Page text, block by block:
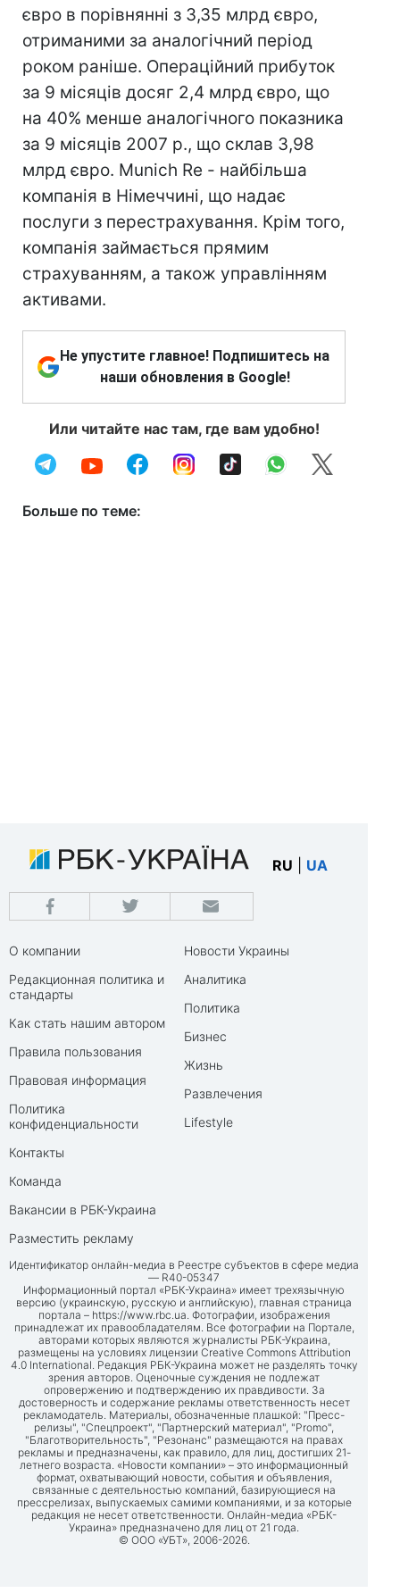
євро в порівнянні з 3,35 млрд євро,
отриманими за аналогічний період
роком раніше. Операційний прибуток
за 9 місяців досяг 2,4 млрд євро, що
на 40% менше аналогічного показника
за 9 місяців 2007 р., що склав 3,98
млрд євро. Munich Re - найбільша
компанія в Німеччині, що надає
послуги з перестрахування. Крім того,
компанія займається прямим
страхуванням, а також управлінням
активами.
Не упустите главное! Подпишитесь на
наши обновления в Google!
Или читайте нас там, где вам удобно!
Больше по теме:
RU UA
О компании
Редакционная политика и
стандарты
Как стать нашим автором
Правила пользования
Правовая информация
Политика
конфиденциальности
Контакты
Команда
Вакансии в РБК-Украина
Разместить рекламу
Новости Украины
Аналитика
Политика
Бизнес
Жизнь
Развлечения
Lifestyle
Идентификатор онлайн-медиа в Реестре субъектов в сфере медиа
— R40-05347
Информационный портал «РБК-Украина» имеет трехязычную
версию (украинскую, русскую и английскую), главная страница
портала – https://www.rbc.ua. Фотографии, изображения
принадлежат их правообладателям. Все фотографии на Портале,
авторами которых являются журналисты РБК-Украина,
размещены на условиях лицензии Creative Commons Attribution
4.0 International. Редакция РБК-Украина может не разделять точку
зрения авторов. Оценочные суждения не подлежат
опровержению и подтверждению их правдивости. За
достоверность и содержание рекламы ответственность несет
рекламодатель. Материалы, обозначенные плашкой: "Пресс-
релизы", "Спецпроект", "Партнерский материал", "Promo",
"Благотворительность", "Резонанс" размещаются на правах
рекламы и предназначены, как правило, для лиц, достигших 21-
летнего возраста. «Новости компании» – это информационный
формат, охватывающий новости, события и объявления,
связанные с деятельностью компаний, базирующиеся на
прессрелизах, выпускаемых самими компаниями, и за которые
редакция не несет ответственности. Онлайн-медиа «РБК-
Украина» предназначено для лиц от 21 года.
© ООО «УБТ», 2006-2026.